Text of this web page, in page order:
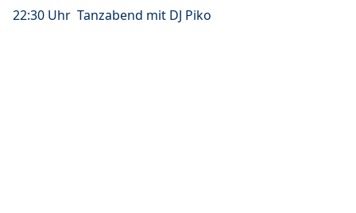
22:30 Uhr Tanzabend mit DJ Piko